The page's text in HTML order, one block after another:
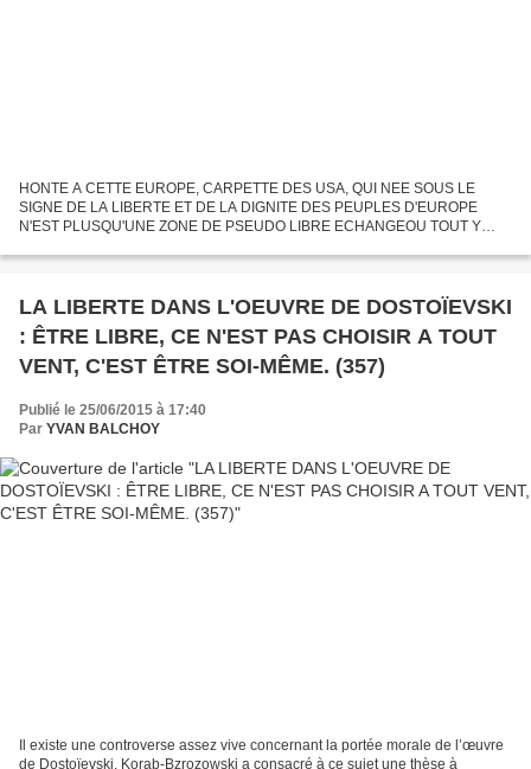
HONTE A CETTE EUROPE, CARPETTE DES USA, QUI NEE SOUS LE
SIGNE DE LA LIBERTE ET DE LA DIGNITE DES PEUPLES D'EUROPE
N'EST PLUSQU'UNE ZONE DE PSEUDO LIBRE ECHANGEOU TOUT Y
VIVE L'EUROPE LIBEREE DE...
LA LIBERTE DANS L'OEUVRE DE DOSTOÏEVSKI
: ÊTRE LIBRE, CE N'EST PAS CHOISIR A TOUT
VENT, C'EST ÊTRE SOI-MÊME. (357)
Publié le 25/06/2015 à 17:40
Par YVAN BALCHOY
Il existe une controverse assez vive concernant la portée morale de l’œuvre
de Dostoïevski. Korab-Bzrozowski a consacré à ce sujet une thèse à